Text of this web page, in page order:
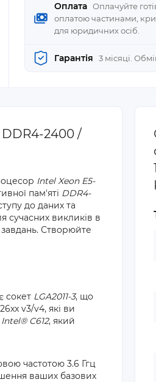
Оплата Оплачуйте
оплатою частинами,
для юридичних осіб.
Гарантія 3 місяці.
DDR4-2400 /
Intel Xeon E5-
пам'яті DDR4-
до даних та
сучасних викликів в
Створюйте
сокет LGA2011-3, що
v3/v4, які ви
Intel® C612, який
частотою 3.6 Ггц
ваших базових